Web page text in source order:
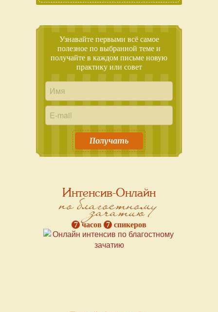
Узнавайте первыми всё самое
полезное по выбранной теме и
получайте в каждом письме новую
практику или совет
Получать
Интенсив-Онлайн
по благостному
зачатию
7 часов 7 спикеров